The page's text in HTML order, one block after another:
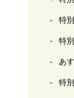
特
特
あ
特